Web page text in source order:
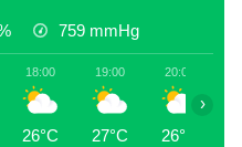
759 mmHg
18:00
26°C
19:00
27°C
20:00
26°C
›